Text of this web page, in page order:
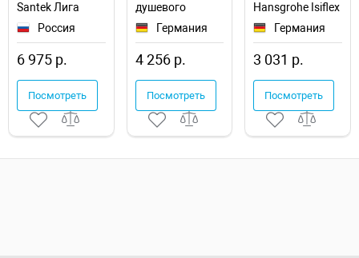
Santek Лига
1.WH30.2.197
Россия
6 975 р.
Посмотреть
душевого
поддона RGW S-
016 50241600-
01
Германия
4 256 р.
Посмотреть
Hansgrohe Isiflex
28276000Германия
3 031 р.
Посмотреть